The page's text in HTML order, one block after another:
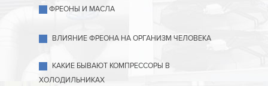
ФРЕОНЫ И МАСЛА
ВЛИЯНИЕ ФРЕОНА НА ОРГАНИЗМ ЧЕЛОВЕКА
КАКИЕ БЫВАЮТ КОМПРЕССОРЫ В
ХОЛОДИЛЬНИКАХ